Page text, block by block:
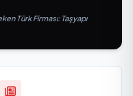
Türk Firması: Taşyapı